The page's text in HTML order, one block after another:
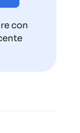
con